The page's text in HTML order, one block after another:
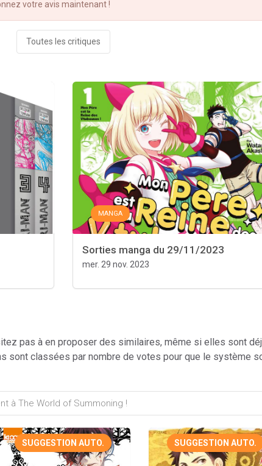
votre avis maintenant !
Toutes les critiques
MANGA
Sorties manga du 29/11/2023
mer. 29 nov. 2023
pas à en proposer des similaires, même si elles sont
sont classées par nombre de votes pour que le système
SUGGESTION AUTO. SUGGESTION AUTO.